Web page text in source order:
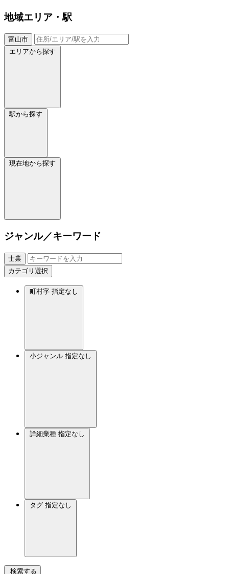
地域エリア・駅
富山市
エリアから探す
駅から探す
現在地から探す
ジャンル／キーワード
士業
カテゴリ選択
町村字 指定なし
小ジャンル 指定なし
詳細業種 指定なし
タグ 指定なし
検索する